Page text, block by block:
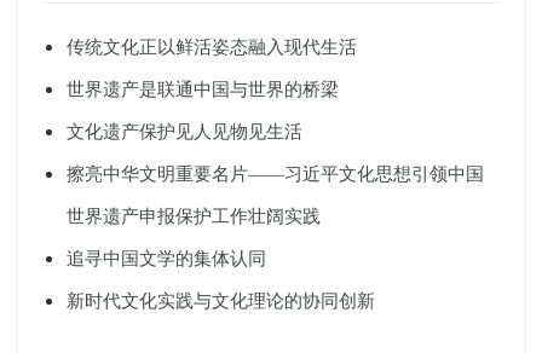
传统文化正以鲜活姿态融入现代生活
世界遗产是联通中国与世界的桥梁
文化遗产保护见人见物见生活
擦亮中华文明重要名片——习近平文化思想引领中国
世界遗产申报保护工作壮阔实践
追寻中国文学的集体认同
新时代文化实践与文化理论的协同创新